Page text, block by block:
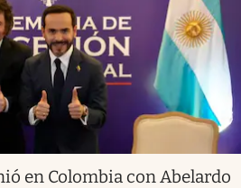
en Colombia con Abelardo